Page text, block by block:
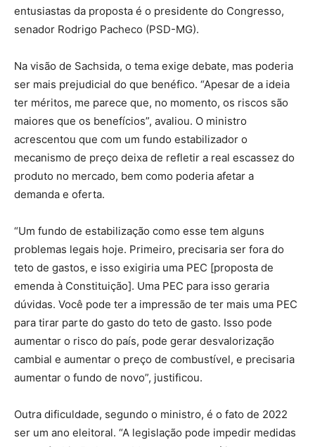
entusiastas da proposta é o presidente do Congresso,
senador Rodrigo Pacheco (PSD-MG).
Na visão de Sachsida, o tema exige debate, mas poderia
ser mais prejudicial do que benéfico. “Apesar de a ideia
ter méritos, me parece que, no momento, os riscos são
maiores que os benefícios”, avaliou. O ministro
acrescentou que com um fundo estabilizador o
mecanismo de preço deixa de refletir a real escassez do
produto no mercado, bem como poderia afetar a
demanda e oferta.
“Um fundo de estabilização como esse tem alguns
problemas legais hoje. Primeiro, precisaria ser fora do
teto de gastos, e isso exigiria uma PEC [proposta de
emenda à Constituição]. Uma PEC para isso geraria
dúvidas. Você pode ter a impressão de ter mais uma PEC
para tirar parte do gasto do teto de gasto. Isso pode
aumentar o risco do país, pode gerar desvalorização
cambial e aumentar o preço de combustível, e precisaria
aumentar o fundo de novo”, justificou.
Outra dificuldade, segundo o ministro, é o fato de 2022
ser um ano eleitoral. “A legislação pode impedir medidas